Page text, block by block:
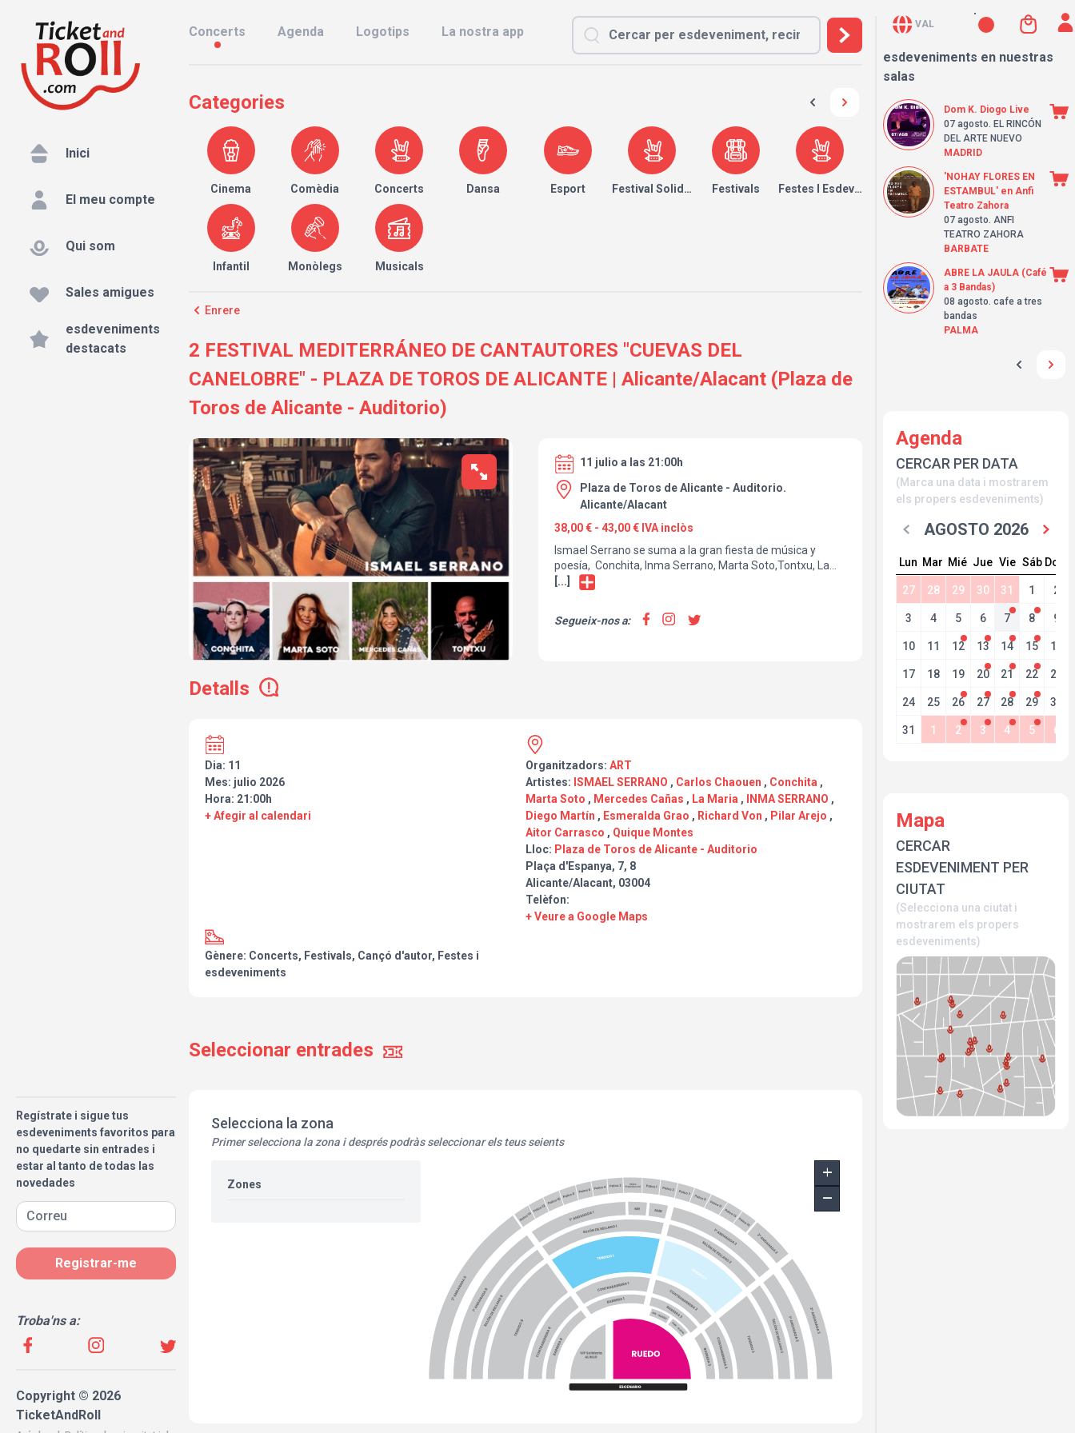
Inici
El meu compte
Qui som
Sales amigues
esdeveniments
destacats
Regístrate i sigue tus
esdeveniments favoritos para
no quedarte sin entrades i
estar al tanto de todas las
novedades
Registrar-me
Troba'ns a:
Copyright © 2026
TicketAndRoll
Concerts Agenda Logotips La nostra app
Categories
Cinema Comèdia Concerts Dansa Esport Festival Solidari Festivals Festes I Esdeveniments
Infantil Monòlegs Musicals
Enrere
2 FESTIVAL MEDITERRÁNEO DE CANTAUTORES "CUEVAS DEL
CANELOBRE" - PLAZA DE TOROS DE ALICANTE | Alicante/Alacant (Plaza de
Toros de Alicante - Auditorio)
11 julio a las 21:00h
Plaza de Toros de Alicante - Auditorio.
Alicante/Alacant
38,00 € - 43,00 € IVA inclòs
Ismael Serrano se suma a la gran fiesta de música y
poesía, Conchita, Inma Serrano, Marta Soto,Tontxu, La
María, Diego Martín, Mercedes Cañas, Carlos Chauen,
Quique Montes y más... una de las mejores experiencias
en tu vida en la Plaza de Toros de Alicante!.
[...]
Segueix-nos a:
Detalls
Seleccionar entrades
Selecciona la zona
Primer selecciona la zona i després podràs seleccionar els teus seients
Zones
Dia: 11
Mes: julio 2026
Hora: 21:00h
+ Afegir al calendari
Organitzadors: ART
Artistes: ISMAEL SERRANO , Carlos Chaouen , Conchita ,
Marta Soto , Mercedes Cañas , La Maria , INMA SERRANO ,
Diego Martín , Esmeralda Grao , Richard Von , Pilar Arejo ,
Aitor Carrasco , Quique Montes
Lloc: Plaza de Toros de Alicante - Auditorio
Plaça d'Espanya, 7, 8
Alicante/Alacant, 03004
Telèfon:
+ Veure a Google Maps
Gènere: Concerts, Festivals, Cançó d'autor, Festes i
esdeveniments
VAL
esdeveniments en nuestras
salas
Dom K. Diogo Live
07 agosto. EL RINCÓN
DEL ARTE NUEVO
MADRID
'NOHAY FLORES EN
ESTAMBUL' en Anfi
Teatro Zahora
07 agosto. ANFI
TEATRO ZAHORA
BARBATE
ABRE LA JAULA (Café
a 3 Bandas)
08 agosto. cafe a tres
bandas
PALMA
Agenda
CERCAR PER DATA
(Marca una data i mostrarem
els propers esdeveniments)
AGOSTO 2026
Lun Mar Mié Jue Vie Sáb Dom
27 28 29 30 31 1 2
3 4 5 6 7 8 9
10 11 12 13 14 15 16
17 18 19 20 21 22 23
24 25 26 27 28 29 30
31 1 2 3 4 5 6
Mapa
CERCAR
ESDEVENIMENT PER
CIUTAT
(Selecciona una ciutat i
mostrarem els propers
esdeveniments)